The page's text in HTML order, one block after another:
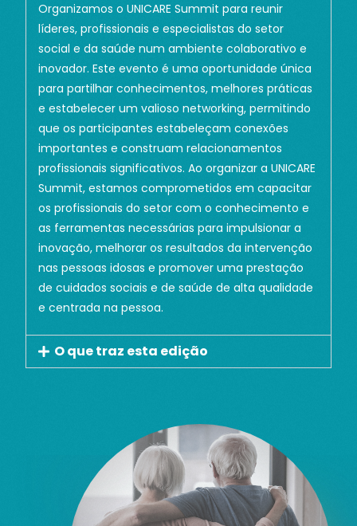
Organizamos o UNICARE Summit para reunir
líderes, profissionais e especialistas do setor
social e da saúde num ambiente colaborativo e
inovador. Este evento é uma oportunidade única
para partilhar conhecimentos, melhores práticas
e estabelecer um valioso networking, permitindo
que os participantes estabeleçam conexões
importantes e construam relacionamentos
profissionais significativos. Ao organizar a UNICARE
Summit, estamos comprometidos em capacitar
os profissionais do setor com o conhecimento e
as ferramentas necessárias para impulsionar a
inovação, melhorar os resultados da intervenção
nas pessoas idosas e promover uma prestação
de cuidados sociais e de saúde de alta qualidade
e centrada na pessoa.
O que traz esta edição